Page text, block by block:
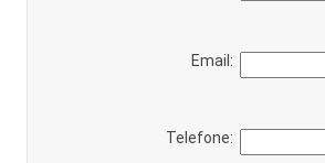
Email:
Telefone: